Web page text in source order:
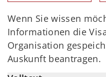
Wenn Sie wissen
Informationen die
Organisation
Auskunft beantragen.